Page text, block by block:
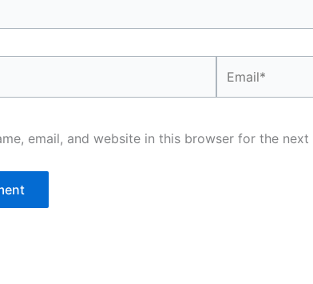
email, and website in this browser for the